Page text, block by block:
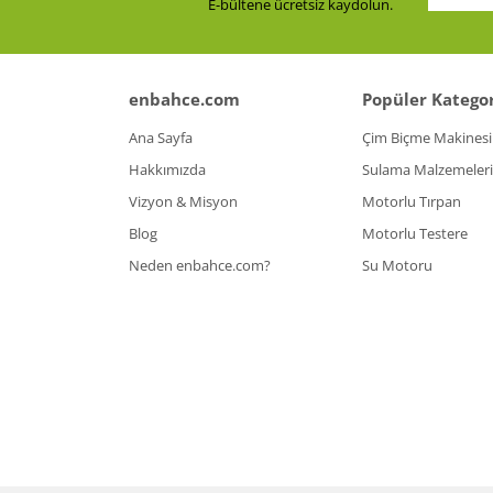
E-bültene ücretsiz kaydolun.
enbahce.com
Ana Sayfa
Hakkımızda
Vizyon & Misyon
Blog
Neden enbahce.com?
Popüler
Çim Biçme Makinesi
Sulama Malzemeleri
Motorlu Tırpan
Motorlu Testere
Su Motoru